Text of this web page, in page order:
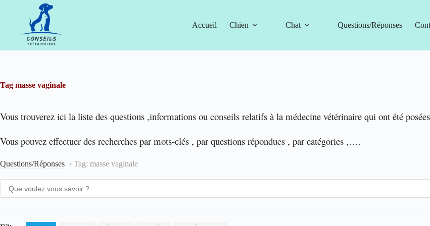
Accueil Chien Chat Questions/Réponses
Tag masse vaginale
Vous trouverez ici la liste des questions ,informations ou conseils relatifs à la médecine vétérinaire qui ont été
Vous pouvez effectuer des recherches par mots-clés , par questions répondues , par catégories ,….
Questions/Réponses › Tag: masse vaginale